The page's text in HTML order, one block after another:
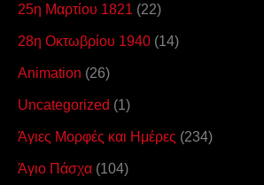
25η Μαρτίου 1821 (22)
28η Οκτωβρίου 1940 (14)
Animation (26)
Uncategorized (1)
Άγιες Μορφές και Ημέρες (234)
Άγιο Πάσχα (104)